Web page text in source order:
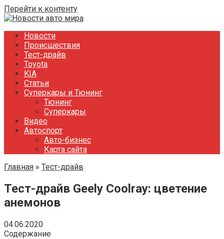
Перейти к контенту
Новости
Происшествия
Тест-драйв
Toyota
KIA
Статьи
Суперкары и Тюнинг
Тюнинг
Суперкары
Видео
Автоспорт
Авто-бизнес
Карта сайта
Главная » Тест-драйв
Тест-драйв Geely Coolray: цветение
анемонов
04.06.2020
Содержание